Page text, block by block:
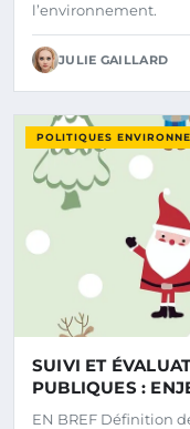
l’environnement.
JULIE GAILLARD
POLITIQUES
SUIVI ET
PUBLIQUES :
EFFICACES
EN BREF Définition